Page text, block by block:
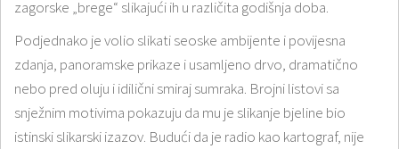
zagorske „brege“ slikajući ih u različita godišnja doba.
Podjednako je volio slikati seoske ambijente i povijesna
zdanja, panoramske prikaze i usamljeno drvo, dramatično
nebo pred oluju i idilični smiraj sumraka. Brojni listovi sa
snježnim motivima pokazuju da mu je slikanje bjeline bio
istinski slikarski izazov. Budući da je radio kao kartograf, nije